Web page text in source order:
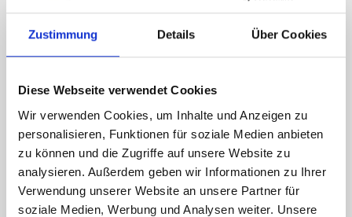
Zustimmung Details Über Cookies
Diese Webseite verwendet Cookies
Wir verwenden Cookies, um Inhalte und Anzeigen zu
personalisieren, Funktionen für soziale Medien anbieten
zu können und die Zugriffe auf unsere Website zu
analysieren. Außerdem geben wir Informationen zu Ihrer
Verwendung unserer Website an unsere Partner für
soziale Medien, Werbung und Analysen weiter. Unsere
günstigsten, um so wenig wie möglich Overcut zu
erzeugen, also Flächen, die nicht verwendet werden
können, wenn Osmium zugeschnitten wird. Die Box
Anzahl von Disks sowie bis zum Erreichen der
Gesamtsumme, auch Barren, Diamonds und Stars.
Interessant ist diese Box vor allem, weil Disks enthalten
sind, denn die Disk ist nicht mit Aufschlägen für
Verarbeitung oder Schnitt belastet. Zur Abstimmung der
Warenmenge auf den Preis wird etwas mehr Osmium
kostenfrei zusätzlich zum Oversupply ausgeliefert.